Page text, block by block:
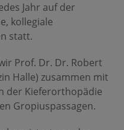
Jahr auf der
kollegiale
statt.
Prof. Dr. Dr. Robert
Halle) zusammen mit
der Kieferorthopädie
Gropiuspassagen.